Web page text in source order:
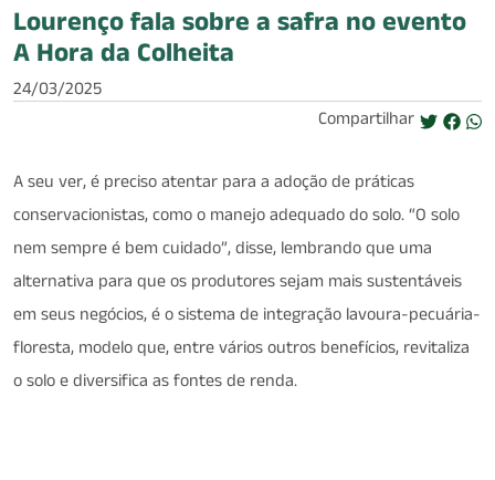
Lourenço fala sobre a safra no evento
A Hora da Colheita
24/03/2025
Compartilhar
A seu ver, é preciso atentar para a adoção de práticas
conservacionistas, como o manejo adequado do solo. “O solo
nem sempre é bem cuidado”, disse, lembrando que uma
alternativa para que os produtores sejam mais sustentáveis
em seus negócios, é o sistema de integração lavoura-pecuária-
floresta, modelo que, entre vários outros benefícios, revitaliza
o solo e diversifica as fontes de renda.